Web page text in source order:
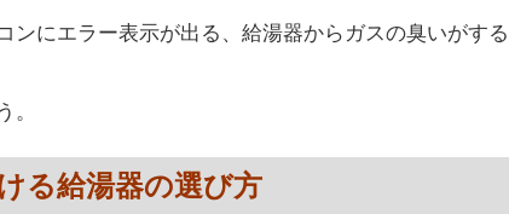
ンにエラー表示が出る、給湯器からガスの臭いがする
。
る給湯器の選び方